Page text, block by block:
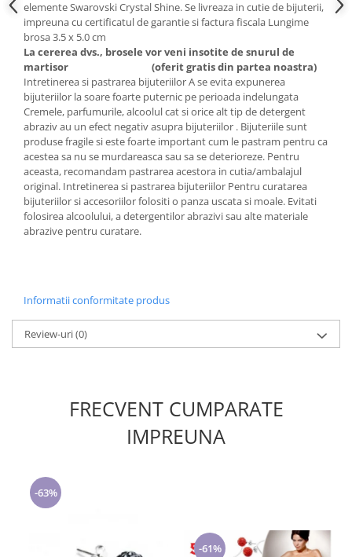
elemente Swarovski Crystal Shine. Se livreaza in cutie de bijuterii,
impreuna cu certificatul de garantie si factura fiscala Lungime
brosa 3.5 x 5.0 cm
La cererea dvs., brosele vor veni insotite de snurul de
martisor
(oferit gratis din partea noastra)
Intretinerea si pastrarea bijuteriilor A se evita expunerea
bijuteriilor la soare foarte puternic pe perioada indelungata
Cremele, parfumurile, alcoolul cat si orice alt tip de detergent
abraziv au un efect negativ asupra bijuteriilor . Bijuteriile sunt
produse fragile si este foarte important cum le pastram pentru ca
acestea sa nu se murdareasca sau sa se deterioreze. Pentru
aceasta, recomandam pastrarea acestora in cutia/ambalajul
original. Intretinerea si pastrarea bijuteriilor Pentru curatarea
bijuteriilor si accesoriilor folositi o panza uscata si moale. Evitati
folosirea alcoolului, a detergentilor abrazivi sau alte materiale
abrazive pentru curatare.
Informatii conformitate produs
Review-uri(0)
FRECVENT CUMPARATE
IMPREUNA
-63%
-61%